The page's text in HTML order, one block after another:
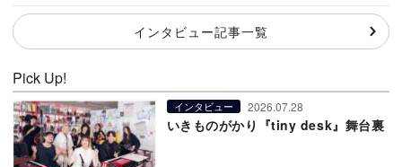
インタビュー記事一覧
Pick Up!
インタビュー 2026.07.28
いきものがかり『tiny desk』舞台裏